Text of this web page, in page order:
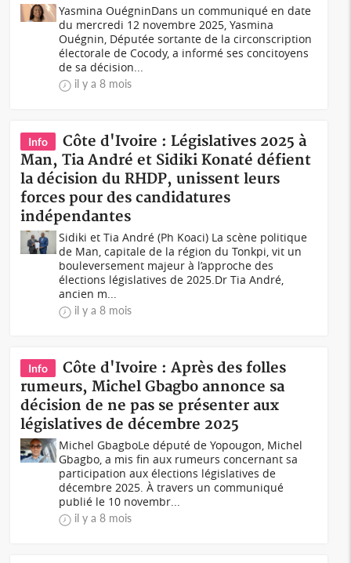
Yasmina OuégninDans un communiqué en date
du mercredi 12 novembre 2025, Yasmina
Ouégnin, Députée sortante de la circonscription
électorale de Cocody, a informé ses concitoyens
de sa décision...
il y a 8 mois
Info
Côte d'Ivoire : Législatives 2025 à
Man, Tia André et Sidiki Konaté défient
la décision du RHDP, unissent leurs
forces pour des candidatures
indépendantes
Sidiki et Tia André (Ph Koaci) La scène politique
de Man, capitale de la région du Tonkpi, vit un
bouleversement majeur à l’approche des
élections législatives de 2025.Dr Tia André,
ancien m...
il y a 8 mois
Info
Côte d'Ivoire : Après des folles
rumeurs, Michel Gbagbo annonce sa
décision de ne pas se présenter aux
législatives de décembre 2025
Michel GbagboLe député de Yopougon, Michel
Gbagbo, a mis fin aux rumeurs concernant sa
participation aux élections législatives de
décembre 2025. À travers un communiqué
publié le 10 novembr...
il y a 8 mois